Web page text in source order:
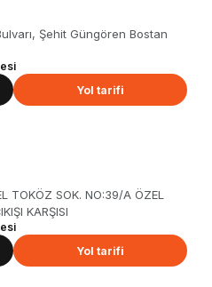
Şehit Güngören Bostan
Yol tarifi
TOKÖZ SOK. NO:39/A ÖZEL
KARŞISI
Yol tarifi